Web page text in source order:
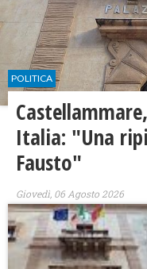
POLITICA
Italia: "Una
Fausto"
Giovedì, 06 Agosto 2026